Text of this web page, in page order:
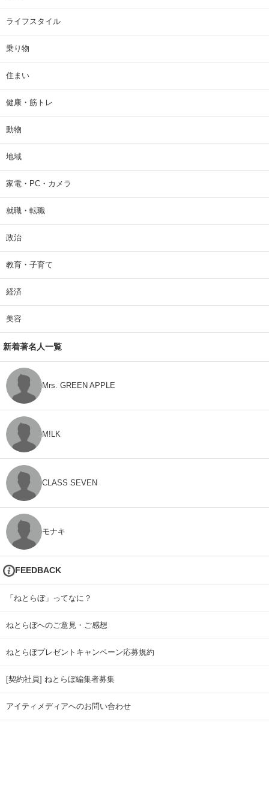
ライフスタイル
乗り物
住まい
健康・筋トレ
動物
地域
家電・PC・カメラ
就職・転職
政治
教育・子育て
経済
美容
新着著名人一覧
Mrs. GREEN APPLE
M!LK
CLASS SEVEN
モナキ
FEEDBACK
「ねとらぼ」ってなに？
ねとらぼへのご意見・ご感想
ねとらぼプレゼントキャンペーン応募規約
[契約社員] ねとらぼ編集者募集
アイティメディアへのお問い合わせ